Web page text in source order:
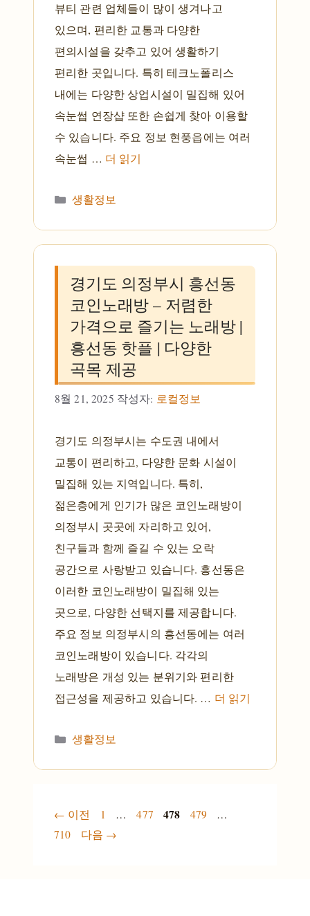
뷰티 관련 업체들이 많이 생겨나고
있으며, 편리한 교통과 다양한
편의시설을 갖추고 있어 생활하기
편리한 곳입니다. 특히 테크노폴리스
내에는 다양한 상업시설이 밀집해 있어
속눈썹 연장샵 또한 손쉽게 찾아 이용할
수 있습니다. 주요 정보 현풍읍에는 여러
속눈썹 … 더 읽기
카테고리
생활정보
경기도 의정부시 흥선동
코인노래방 – 저렴한
가격으로 즐기는 노래방 |
흥선동 핫플 | 다양한
곡목 제공
8월 21, 2025 작성자: 로컬정보
경기도 의정부시는 수도권 내에서
교통이 편리하고, 다양한 문화 시설이
밀집해 있는 지역입니다. 특히,
젊은층에게 인기가 많은 코인노래방이
의정부시 곳곳에 자리하고 있어,
친구들과 함께 즐길 수 있는 오락
공간으로 사랑받고 있습니다. 흥선동은
이러한 코인노래방이 밀집해 있는
곳으로, 다양한 선택지를 제공합니다.
주요 정보 의정부시의 흥선동에는 여러
코인노래방이 있습니다. 각각의
노래방은 개성 있는 분위기와 편리한
접근성을 제공하고 있습니다. … 더 읽기
카테고리
생활정보
← 이전 페이지
1 … 페이지
477 페이지
478 페이지
479 …
710
다음 →